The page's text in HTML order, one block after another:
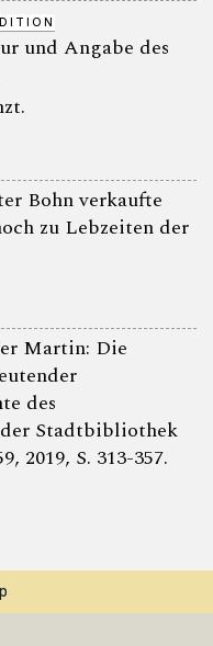
und Angabe des
Bohn verkaufte
zu Lebzeiten der
Martin: Die
des
Stadtbibliothek
2019, S. 313-357.